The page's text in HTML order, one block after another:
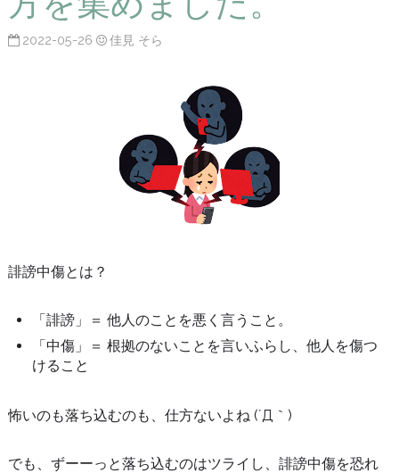
2022-05-26 佳見 そら
誹謗中傷とは？
「誹謗」＝ 他人のことを悪く言うこと。
「中傷」＝ 根拠のないことを言いふらし、他人を傷つ
けること
怖いのも落ち込むのも、仕方ないよね (´Д｀)
でも、ずーーっと落ち込むのはツライし、誹謗中傷を恐れ